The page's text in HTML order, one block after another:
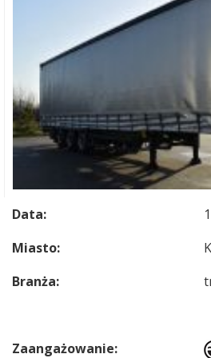
Data:
Miasto:
Branża:
Zaangażowanie: